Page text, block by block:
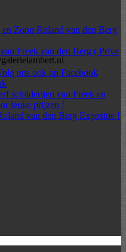
Zoon Roland van den Berg
Freek van den Berg ( Prive
ons ook op Facebook
schilderijen van Freek en
leuke prijzen !
van den Berg Expositie !